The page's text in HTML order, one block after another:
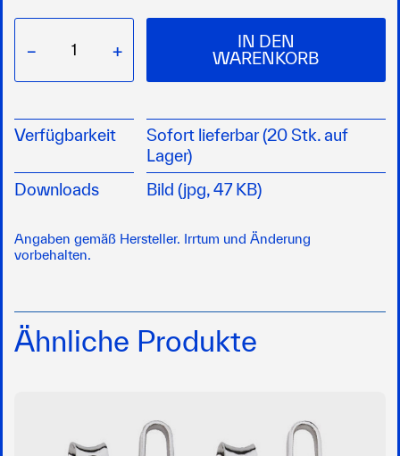
− +
IN DEN
WARENKORB
Verfügbarkeit
Sofort lieferbar (20 Stk. auf
Lager)
Downloads
Bild (jpg, 47 KB)
Angaben gemäß Hersteller. Irrtum und Änderung
vorbehalten.
Ähnliche Produkte